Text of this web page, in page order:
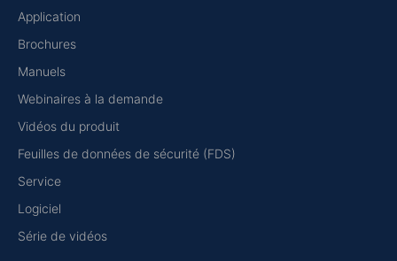
Application
Brochures
Manuels
Webinaires à la demande
Vidéos du produit
Feuilles de données de sécurité (FDS)
Service
Logiciel
Série de vidéos